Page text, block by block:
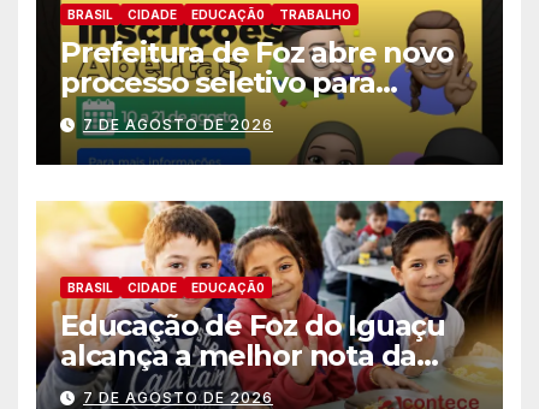
BRASIL CIDADE EDUCAÇÃ0 TRABALHO
Prefeitura de Foz abre novo
processo seletivo para
estagiários
7 DE AGOSTO DE 2026
BRASIL CIDADE EDUCAÇÃ0
Educação de Foz do Iguaçu
alcança a melhor nota da
história no IDEB
7 DE AGOSTO DE 2026